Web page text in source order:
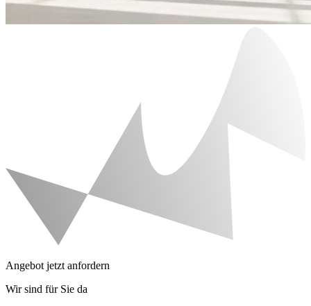
Angebot jetzt anfordern
Wir sind für Sie da